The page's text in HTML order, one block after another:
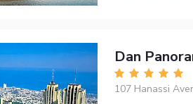
Dan
107 Hanassi